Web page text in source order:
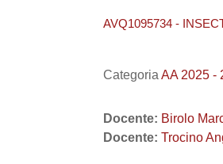
AVQ1095734 -
Categoria AA 2025 -
Docente: Birolo
Docente: Trocino